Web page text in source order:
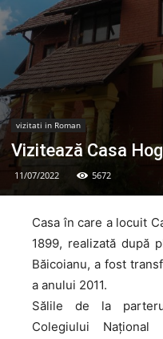
vizitati in Roman
Vizitează Casa
11/07/2022 5672
Casa în care a locuit
1899, realizată după
Băicoianu, a fost
a anului 2011.
Sălile de la
Colegiului Naţional